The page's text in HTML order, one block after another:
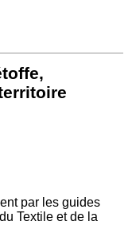
par les guides
Textile et de la